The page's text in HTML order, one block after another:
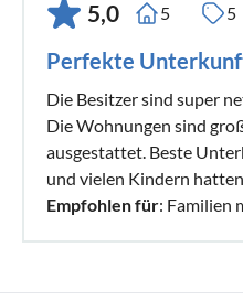
5,0 5 5
Perfekte
Die Besitzer sind super
Die Wohnungen sind
ausgestattet. Beste
und vielen Kindern
Empfohlen für: Familien